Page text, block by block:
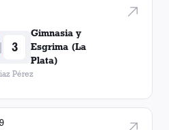
| 3
Gimnasia y
Esgrima (La
Plata)
Pérez